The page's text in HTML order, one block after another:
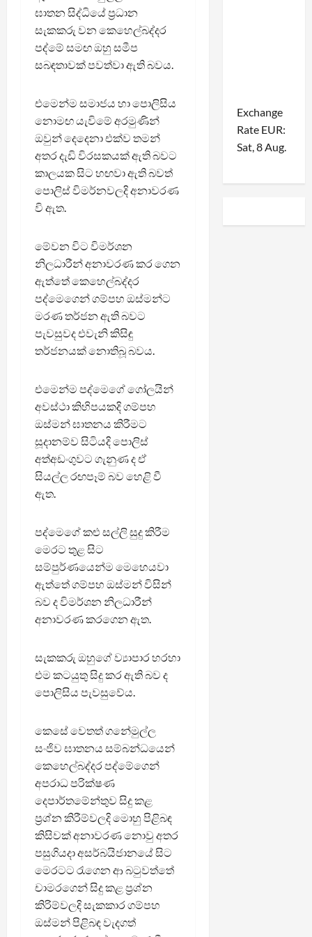
ඝාතන සිද්ධියේ ප්‍රධාන
සැකකරු වන කෙහෙල්බද්දර
පද්මේ සමඟ ඔහු සමීප
සබඳතාවක් පවත්වා ඇති බවය.
එමෙන්ම සමාජය හා පොලිසිය
නොමඟ යැවිමේ අරමුණින්
ඔවුන් දෙදෙනා එක්ව තමන්
අතර දැඩි විරසකයක් ඇති බවට
කාලයක සිට හඟවා ඇති බවත්
පොලිස් විමර්නවලදි අනාවරණ
වි ඇත.
මේවන විට විමර්ශන
නිලධාරීන් අනාවරණ කර ගෙන
ඇත්තේ කෙහෙල්බද්දර
පද්මෙගෙන් ගම්පහ ඔස්මන්ට
මරණ තර්ජන ඇති බවට
පැවසුවද එවැනි කිසිඳු
තර්ජනයක් නොතිබූ බවය.
එමෙන්ම පද්මෙගේ ගෝලයින්
අවස්ථා කිහිපයකදි ගම්පහ
ඔස්මන් ඝාතනය කිරීමට
සූදානම්ව සිටියදි පොලිස්
අත්අඩංගුවට ගැනුණ ද ඒ
සියල්ල රඟපෑම් බව හෙළි වී
ඇත.
පද්මෙගේ කළු සල්ලි සුදු කිරීම
මෙරට තුළ සිට
සම්පුර්ණයෙන්ම මෙහෙයවා
ඇත්තේ ගම්පහ ඔස්මන් විසින්
බව ද විමර්ශන නිලධාරීන්
අනාවරණ කරගෙන ඇත.
සැකකරු ඔහුගේ ව්‍යාපාර හරහා
එම කටයුතු සිදු කර ඇති බව ද
පොලිසිය පැවසුවේය.
කෙසේ වෙතත් ගනේමුල්ල
සංජිව ඝාතනය සම්බන්ධයෙන්
කෙහෙල්බද්දර පද්මේගෙන්
අපරාධ පරික්ෂණ
දෙපාර්තමේන්තුව සිදු කළ
ප්‍රශ්න කිරීම්වලදි මොහු පිළිබඳ
කිසිවක් අනාවරණ නොවු අතර
පසුගියදා අසර්බයිජානයේ සිට
මෙරටට රැගෙන ආ බටුවත්තේ
චාමරගෙන් සිදු කළ ප්‍රශ්න
කිරිම්වලදි සැකකාර ගම්පහ
ඔස්මන් පිළිබඳ වැදගත්
Exchange
Rate EUR:
Sat, 8 Aug.